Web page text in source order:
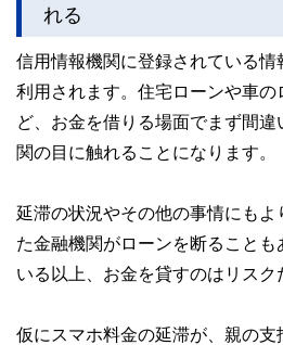
れる
信用情報機関に登録されている情
利用されます。住宅ローンや車の
ど、お金を借りる場面でまず間
関の目に触れることになります。
延滞の状況やその他の事情にも
た金融機関がローンを断ることも
いる以上、お金を貸すのはリスク
仮にスマホ料金の延滞が、親の支